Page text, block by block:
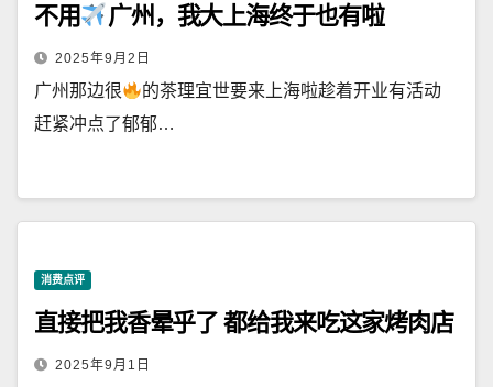
不用 广州，我大上海终于也有啦
2025年9月2日
广州那边很
的茶理宜世要来上海啦趁着开业有活动
赶紧冲点了郁郁…
消费点评
直接把我香晕乎了 都给我来吃这家烤肉店
2025年9月1日